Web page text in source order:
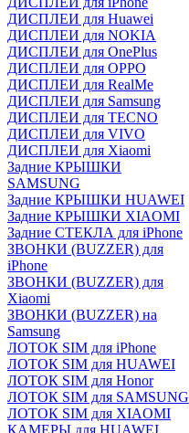
ДИСПЛЕИ для Huawei
ДИСПЛЕИ для NOKIA
ДИСПЛЕИ для OnePlus
ДИСПЛЕИ для OPPO
ДИСПЛЕИ для RealMe
ДИСПЛЕИ для Samsung
ДИСПЛЕИ для TECNO
ДИСПЛЕИ для VIVO
ДИСПЛЕИ для Xiaomi
Задние КРЫШКИ
SAMSUNG
Задние КРЫШКИ HUAWEI
Задние КРЫШКИ XIAOMI
Задние СТЕКЛА для iPhone
ЗВОНКИ (BUZZER) для
iPhone
ЗВОНКИ (BUZZER) для
Xiaomi
ЗВОНКИ (BUZZER) на
Samsung
ЛОТОК SIM для iPhone
ЛОТОК SIM для HUAWEI
ЛОТОК SIM для Honor
ЛОТОК SIM для SAMSUNG
ЛОТОК SIM для XIAOMI
КАМЕРЫ для HUAWEI